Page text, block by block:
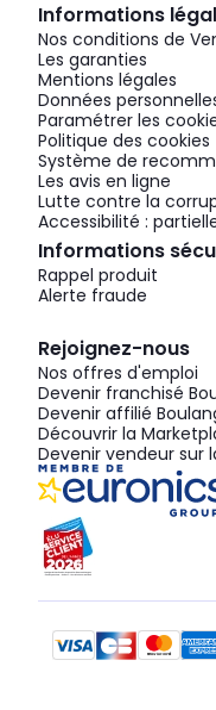
Informations
Nos conditions de
Les garanties
Mentions légales
Données
Paramétrer les
Politique des cookies
Système de
Les avis en ligne
Lutte contre la
Accessibilité :
Informations
Rappel produit
Alerte fraude
Rejoignez-nous
Nos offres d'emploi
Devenir franchisé
Devenir affilié
Découvrir la
Devenir vendeur sur